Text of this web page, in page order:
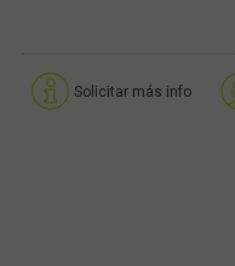
Solicitar más info